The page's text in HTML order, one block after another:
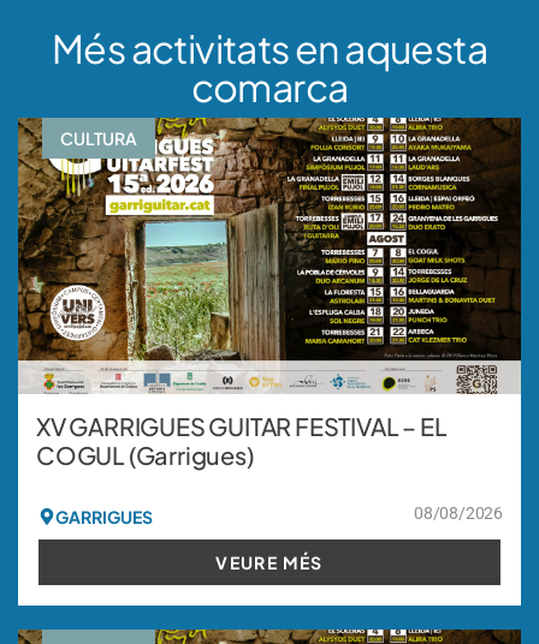
Més activitats en aquesta
comarca
CULTURA
XV GARRIGUES GUITAR FESTIVAL – EL
COGUL (Garrigues)
GARRIGUES 08/08/2026
VEURE MÉS